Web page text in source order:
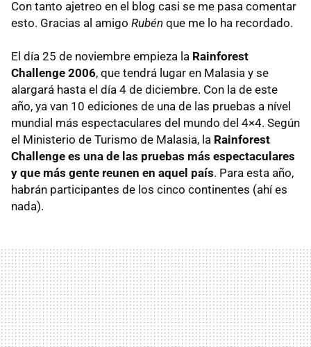
Con tanto ajetreo en el blog casi se me pasa comentar
esto. Gracias al amigo Rubén que me lo ha recordado.
El día 25 de noviembre empieza la Rainforest
Challenge 2006, que tendrá lugar en Malasia y se
alargará hasta el día 4 de diciembre. Con la de este
año, ya van 10 ediciones de una de las pruebas a nível
mundial más espectaculares del mundo del 4×4. Según
el Ministerio de Turismo de Malasia, la Rainforest
Challenge es una de las pruebas más espectaculares
y que más gente reunen en aquel país. Para esta año,
habrán participantes de los cinco continentes (ahí es
nada).